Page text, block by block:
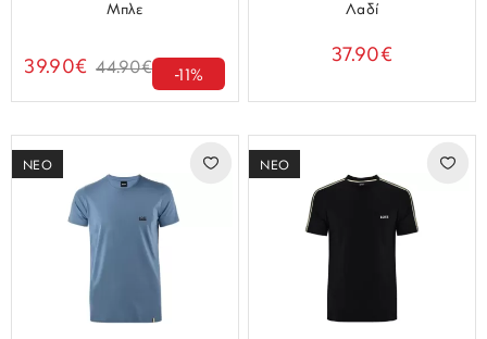
Μπλε
39.90€ 44.90€ -11%
Λαδί
37.90€
ΝΕΟ ΝΕΟ